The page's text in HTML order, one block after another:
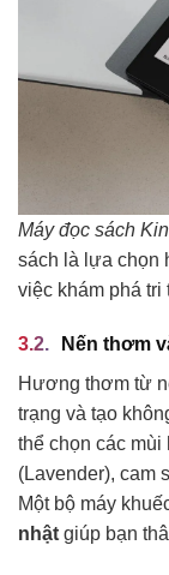
Máy đọc sách
sách là lựa chọn
việc khám phá tri
Nến thơm
Hương thơm từ
trạng và tạo
thể chọn các
(Lavender), cam
Một bộ máy
nhật giúp bạn